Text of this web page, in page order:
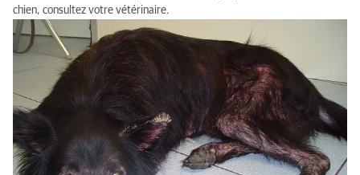
chien, consultez votre vétérinaire.